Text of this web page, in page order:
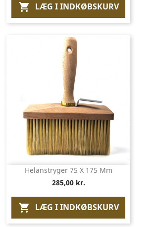
 LÆG I INDKØBSKURV
Helanstryger 75 X 175 Mm
285,00 kr.
 LÆG I INDKØBSKURV